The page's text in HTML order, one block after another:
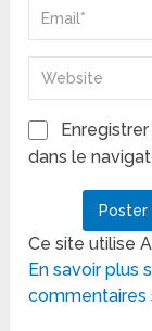
dans le
Ce site utilise
En savoir plus
commentaires